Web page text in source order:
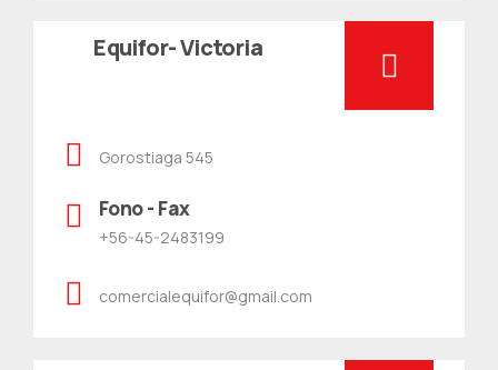
Equifor- Victoria
Gorostiaga 545
Fono - Fax
+56-45-2483199
comercialequifor@gmail.com